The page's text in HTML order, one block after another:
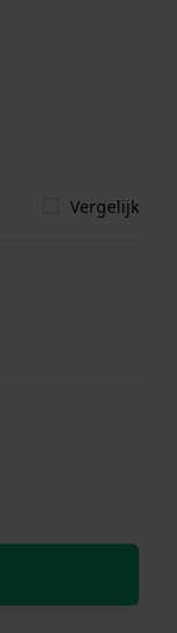
Vergelijk